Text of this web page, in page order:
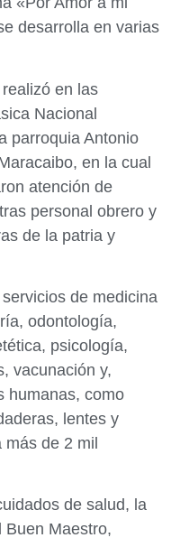
desarrolla en varias
en las
Nacional
parroquia Antonio
en la cual
atención de
personal obrero y
de la patria y
de medicina
odontología,
psicología,
vacunación y,
humanas, como
lentes y
de 2 mil
de salud, la
Buen Maestro,